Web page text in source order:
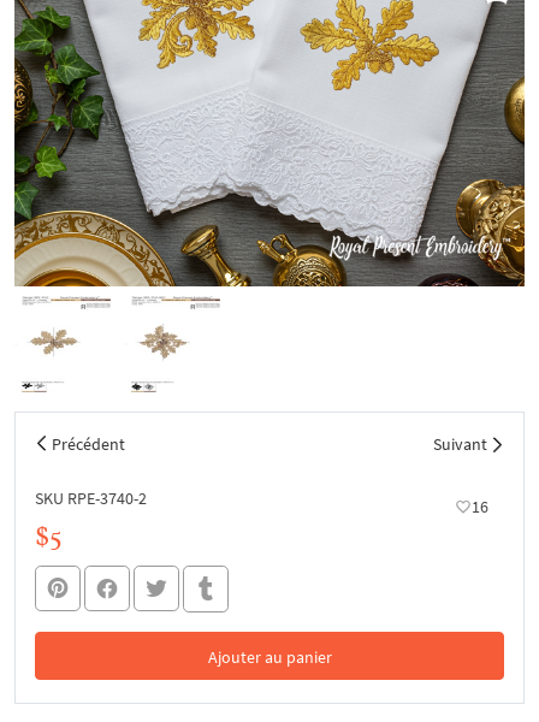
Précédent Suivant
SKU RPE-3740-2 16
$5
Ajouter au panier
Dans le panier